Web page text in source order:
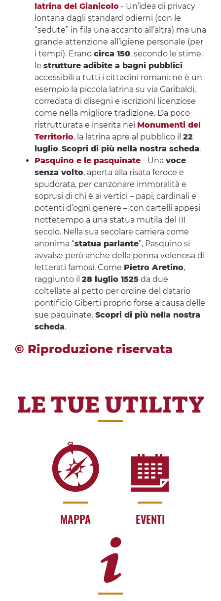
latrina del Gianicolo- Un’idea di privacy
lontana dagli standard odierni (con le
“sedute” in fila una accanto all’altra) ma una
grande attenzione all’igiene personale (per
i tempi). Erano circa 150, secondo le stime,
le strutture adibite a bagni pubblici
accessibili a tutti i cittadini romani: ne è un
esempio la piccola latrina su via Garibaldi,
corredata di disegni e iscrizioni licenziose
come nella migliore tradizione. Da poco
ristrutturata e inserita nei Monumenti del
Territorio, la latrina apre al pubblico il 22
luglio. Scopri di più nella nostra scheda.
Pasquino e le pasquinate- Una voce
senza volto, aperta alla risata feroce e
spudorata, per canzonare immoralità e
soprusi di chi è ai vertici – papi, cardinali e
potenti d’ogni genere – con cartelli appesi
nottetempo a una statua mutila del III
secolo. Nella sua secolare carriera come
anonima “statua parlante”, Pasquino si
avvalse però anche della penna velenosa di
letterati famosi. Come Pietro Aretino,
raggiunto il 28 luglio 1525da due
coltellate al petto per ordine del datario
pontificio Giberti proprio forse a causa delle
sue paquinate. Scopri di più nella nostra
scheda.
© Riproduzione riservata
LE TUE UTILITY
MAPPA EVENTI